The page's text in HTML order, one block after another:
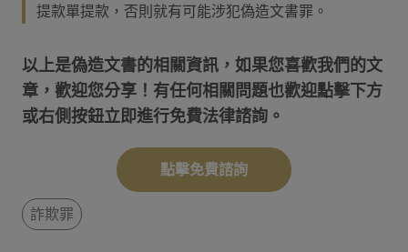
提款單提款，否則就有可能涉犯偽造文書罪。
以上是偽造文書的相關資訊，如果您喜歡我們的文
章，歡迎您分享！有任何相關問題也歡迎點擊下方
或右側按鈕立即進行免費法律諮詢。
點擊免費諮詢
詐欺罪